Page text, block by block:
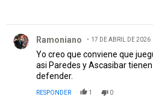
Ramoniano 17 DE ABRIL DE 2026
Yo creo que conviene que
asi Paredes y Ascasibar
defender.
RESPONDER 1 0